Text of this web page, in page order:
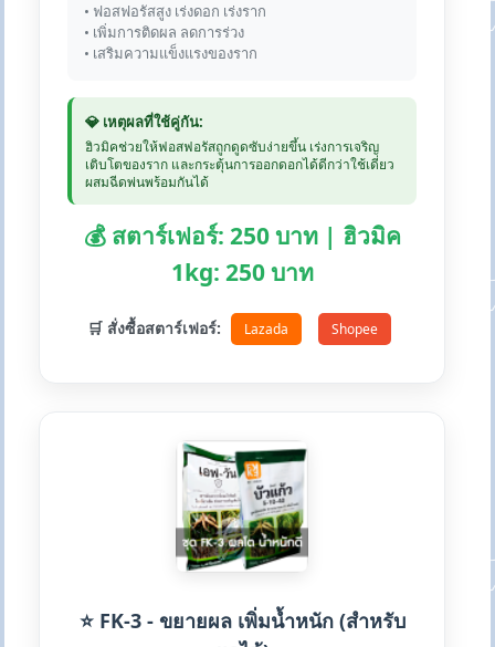
• ฟอสฟอรัสสูง เร่งดอก เร่งราก
• เพิ่มการติดผล ลดการร่วง
• เสริมความแข็งแรงของราก
💎 เหตุผลที่ใช้คู่กัน:
ฮิวมิคช่วยให้ฟอสฟอรัสถูกดูดซับง่ายขึ้น เร่งการเจริญ
เติบโตของราก และกระตุ้นการออกดอกได้ดีกว่าใช้เดี่ยว
ผสมฉีดพ่นพร้อมกันได้
💰 สตาร์เฟอร์: 250 บาท | ฮิวมิค
1kg: 250 บาท
🛒 สั่งซื้อสตาร์เฟอร์: Lazada Shopee
⭐ FK-3 - ขยายผล เพิ่มน้ำหนัก (สำหรับ